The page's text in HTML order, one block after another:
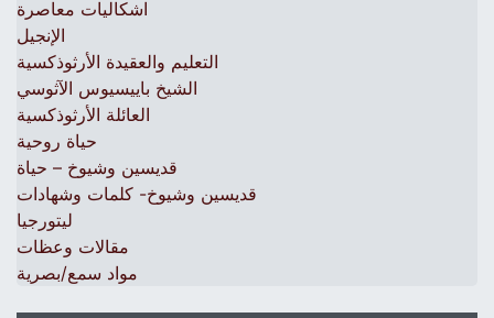
اشكاليات معاصرة
الإنجيل
التعليم والعقيدة الأرثوذكسية
الشيخ باييسيوس الآثوسي
العائلة الأرثوذكسية
حياة روحية
قديسين وشيوخ – حياة
قديسين وشيوخ- كلمات وشهادات
ليتورجيا
مقالات وعظات
مواد سمع/بصرية